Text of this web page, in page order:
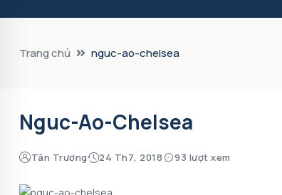
Trang chủ nguc-ao-chelsea
Nguc-Ao-Chelsea
Tân Trương 24 Th7, 2018 93 lượt xem